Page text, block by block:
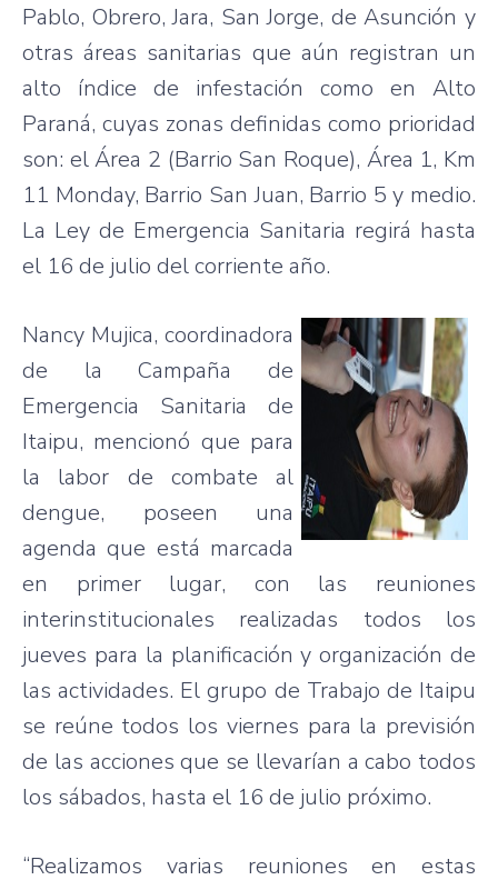
Pablo, Obrero, Jara, San Jorge, de Asunción y
otras áreas sanitarias que aún registran un
alto índice de infestación como en Alto
Paraná, cuyas zonas definidas como prioridad
son: el Área 2 (Barrio San Roque), Área 1, Km
11 Monday, Barrio San Juan, Barrio 5 y medio.
La Ley de Emergencia Sanitaria regirá hasta
el 16 de julio del corriente año.
Nancy Mujica, coordinadora
de la Campaña de
Emergencia Sanitaria de
Itaipu, mencionó que para
la labor de combate al
dengue, poseen una
agenda que está marcada
en primer lugar, con las reuniones
interinstitucionales realizadas todos los
jueves para la planificación y organización de
las actividades. El grupo de Trabajo de Itaipu
se reúne todos los viernes para la previsión
de las acciones que se llevarían a cabo todos
los sábados, hasta el 16 de julio próximo.
“Realizamos varias reuniones en estas